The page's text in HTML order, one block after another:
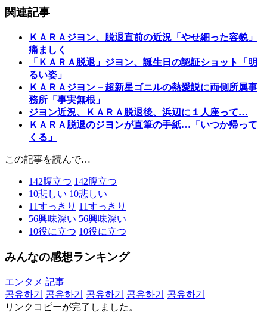
関連記事
ＫＡＲＡジヨン、脱退直前の近況「やせ細った容貌」
痛ましく
「ＫＡＲＡ脱退」ジヨン、誕生日の認証ショット「明
るい姿」
ＫＡＲＡジヨン－超新星ゴニルの熱愛説に両側所属事
務所「事実無根」
ジヨン近況、ＫＡＲＡ脱退後、浜辺に１人座って…
ＫＡＲＡ脱退のジヨンが直筆の手紙…「いつか帰って
くる」
この記事を読んで…
142腹立つ 142腹立つ
10悲しい 10悲しい
11すっきり 11すっきり
56興味深い 56興味深い
10役に立つ 10役に立つ
みんなの感想ランキング
エンタメ 記事
공유하기
공유하기 공유하기 공유하기
공유하기
リンクコピーが完了しました。